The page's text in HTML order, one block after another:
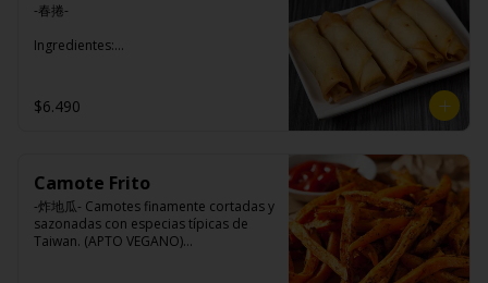
-春捲-
Ingredientes:
$6.490
Camote Frito
-炸地瓜- Camotes finamente cortadas y
sazonadas con especias típicas de
Taiwan. (APTO VEGANO)